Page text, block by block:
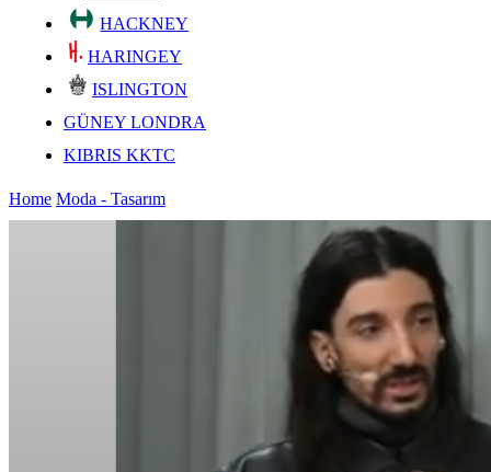
HACKNEY
HARINGEY
ISLINGTON
GÜNEY LONDRA
KIBRIS KKTC
Home Moda - Tasarım